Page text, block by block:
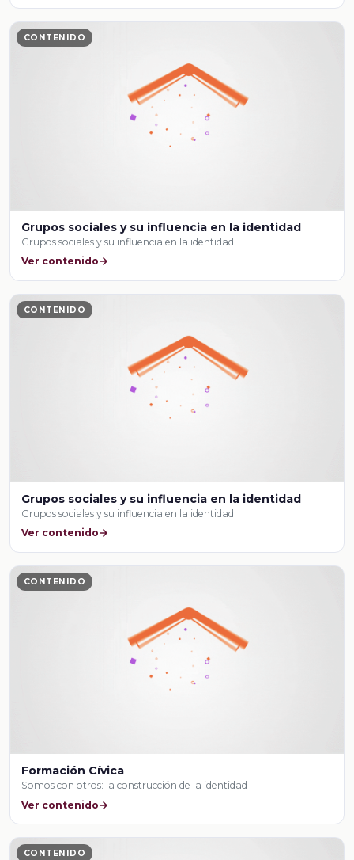
CONTENIDO
Grupos sociales y su influencia en la identidad
Grupos sociales y su influencia en la identidad
Ver contenido
CONTENIDO
Grupos sociales y su influencia en la identidad
Grupos sociales y su influencia en la identidad
Ver contenido
CONTENIDO
Formación Cívica
Somos con otros: la construcción de la identidad
Ver contenido
CONTENIDO